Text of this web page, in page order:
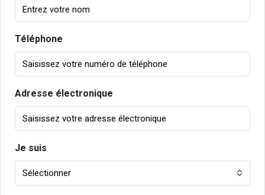
Téléphone
Adresse électronique
Je suis
Sélectionner